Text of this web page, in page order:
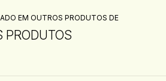
EM OUTROS PRODUTOS DE
PRODUTOS